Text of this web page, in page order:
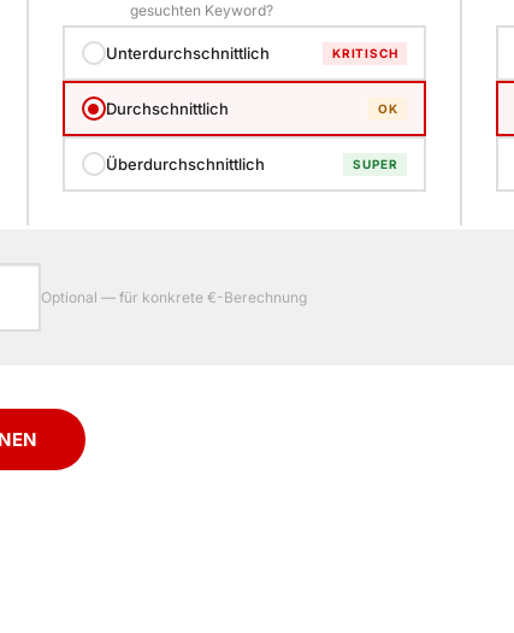
gesuchten Keyword?
Unterdurchschnittlich KRITISCH
Durchschnittlich OK
Überdurchschnittlich SUPER
Optional — für konkrete €-Berechnung